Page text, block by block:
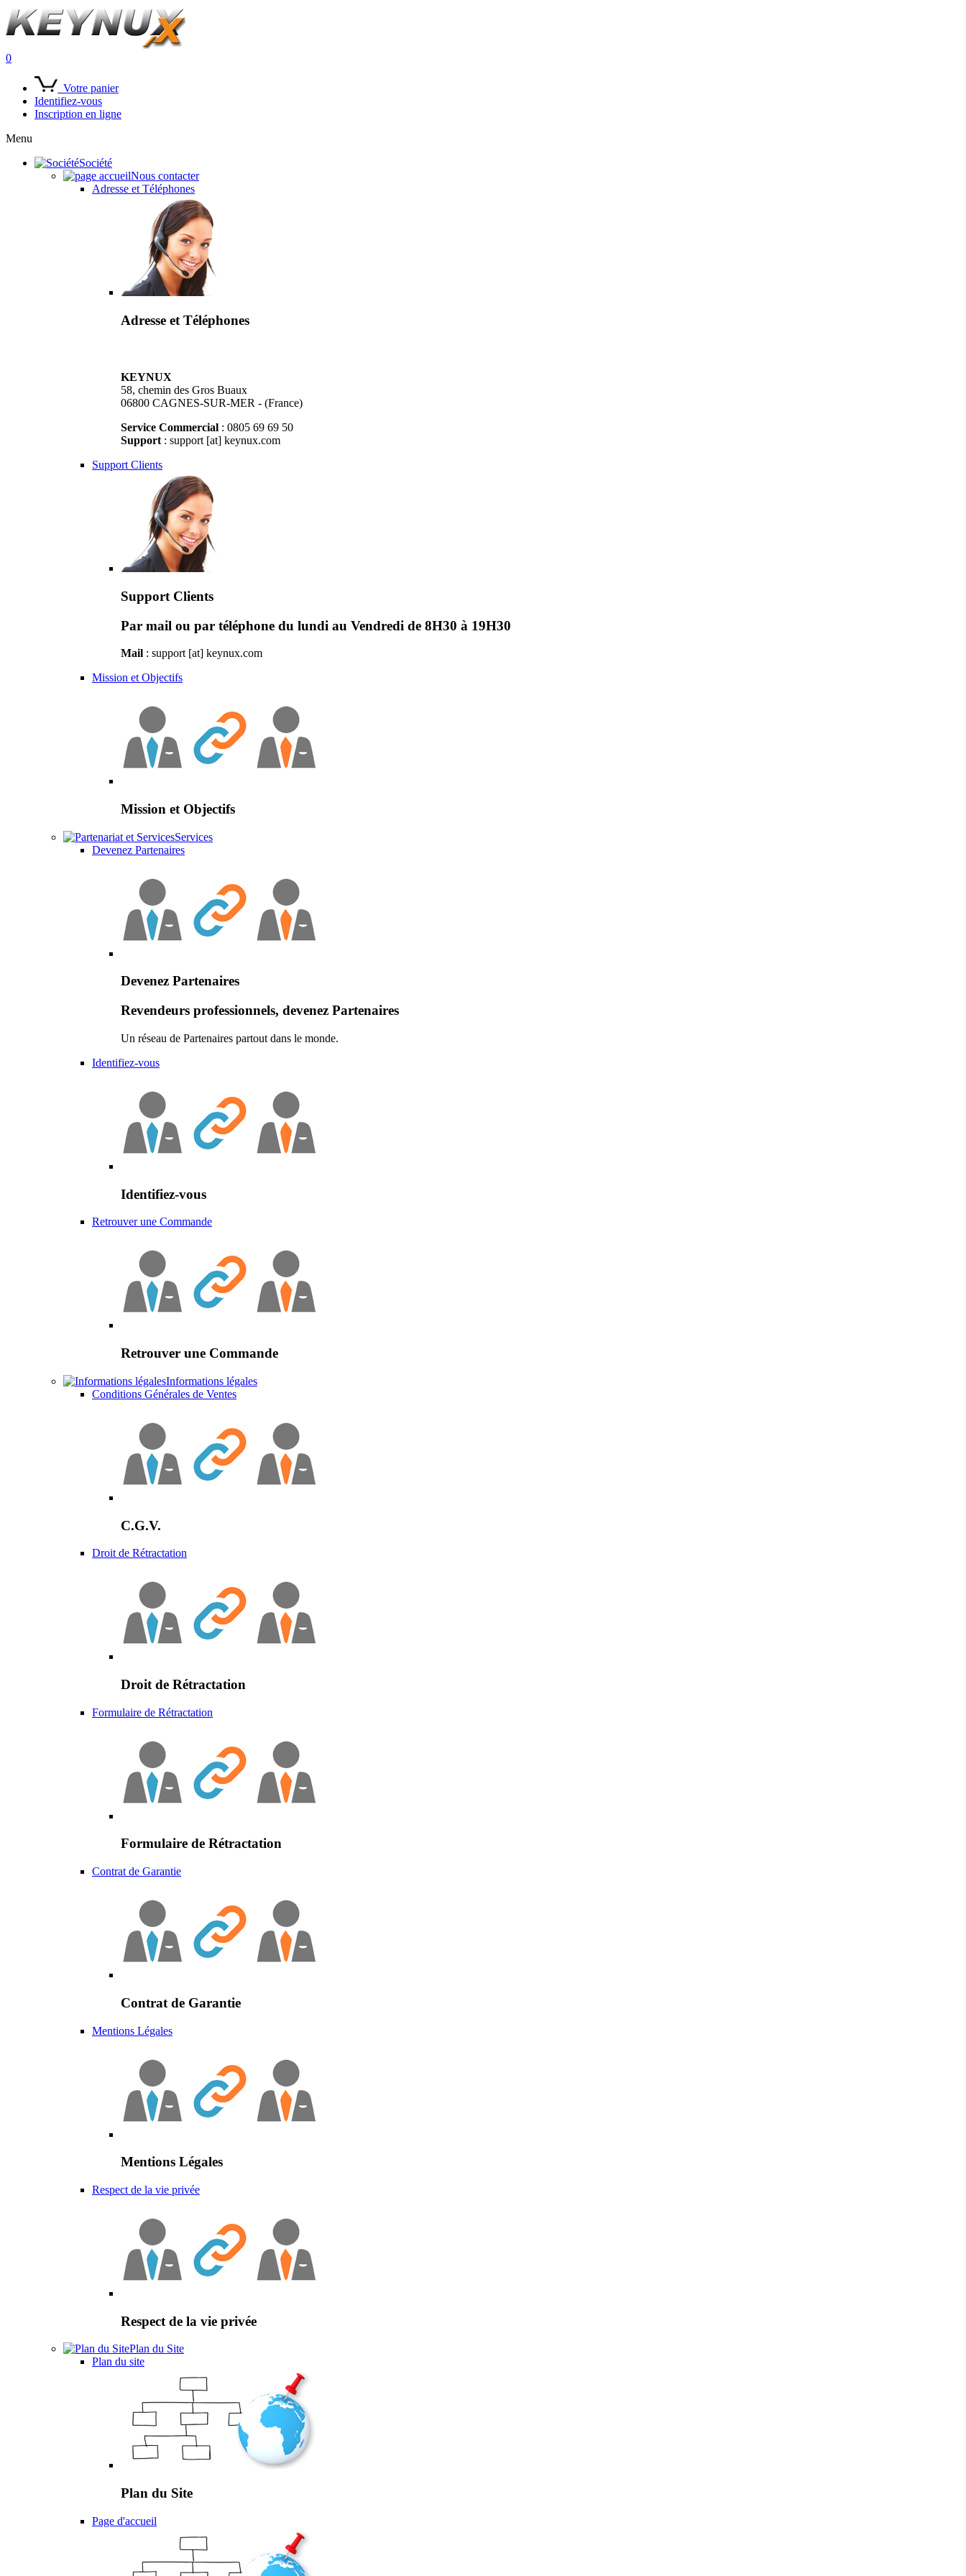
0
Votre panier
Identifiez-vous
Inscription en ligne
Menu
Société
Nous contacter
Adresse et Téléphones
Adresse et Téléphones
KEYNUX
58, chemin des Gros Buaux
06800 CAGNES-SUR-MER - (France)
Service Commercial : 0805 69 69 50
Support : support [at] keynux.com
Support Clients
Support Clients
Par mail ou par téléphone du lundi au Vendredi de 8H30 à 19H30
Mail : support [at] keynux.com
Mission et Objectifs
Mission et Objectifs
Services
Devenez Partenaires
Devenez Partenaires
Revendeurs professionnels, devenez Partenaires
Un réseau de Partenaires partout dans le monde.
Identifiez-vous
Identifiez-vous
Retrouver une Commande
Retrouver une Commande
Informations légales
Conditions Générales de Ventes
C.G.V.
Droit de Rétractation
Droit de Rétractation
Formulaire de Rétractation
Formulaire de Rétractation
Contrat de Garantie
Contrat de Garantie
Mentions Légales
Mentions Légales
Respect de la vie privée
Respect de la vie privée
Plan du Site
Plan du site
Plan du Site
Page d'accueil